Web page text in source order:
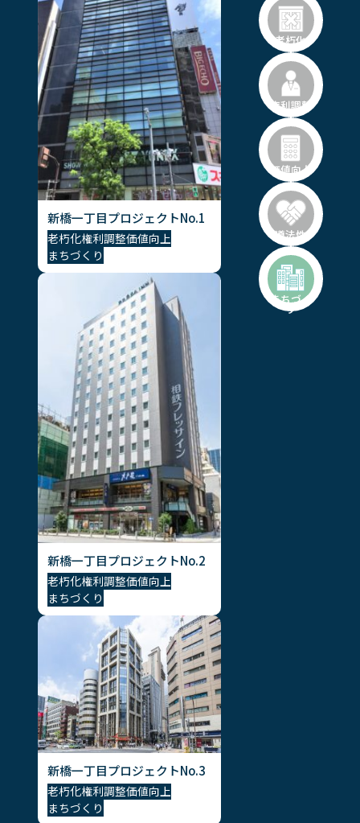
新橋一丁目プロジェクトNo.1
老朽化権利調整価値向上
まちづくり
新橋一丁目プロジェクトNo.2
老朽化権利調整価値向上
まちづくり
新橋一丁目プロジェクトNo.3
老朽化権利調整価値向上
まちづくり
老朽化
権利調整
価値向上
遵法性
まちづく
り